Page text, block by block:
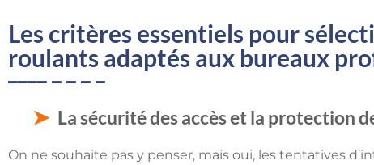
Les critères essentiels pour
roulants adaptés aux bureaux
La sécurité des accès et la protection
On ne souhaite pas y penser, mais oui, les tentatives